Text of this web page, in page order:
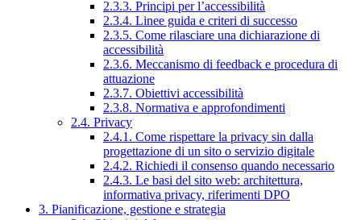
2.3.3. Principi per l’accessibilità
2.3.4. Linee guida e criteri di successo
2.3.5. Come rilasciare una dichiarazione di
accessibilità
2.3.6. Meccanismo di feedback e procedura di
attuazione
2.3.7. Obiettivi accessibilità
2.3.8. Normativa e approfondimenti
2.4. Privacy
2.4.1. Come rispettare la privacy sin dalla
progettazione di un sito o servizio digitale
2.4.2. Richiedi il consenso quando necessario
2.4.3. Le basi del sito web: architettura,
informativa privacy, riferimenti DPO
3. Pianificazione, gestione e strategia